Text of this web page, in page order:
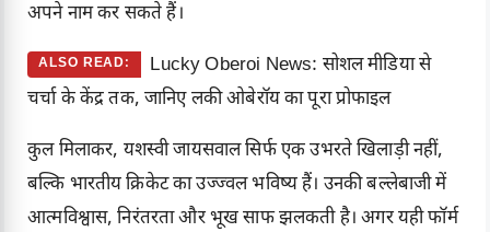
अपने नाम कर सकते हैं।
ALSO READ:
Lucky Oberoi News: सोशल मीडिया से
चर्चा के केंद्र तक, जानिए लकी ओबेरॉय का पूरा प्रोफाइल
कुल मिलाकर, यशस्वी जायसवाल सिर्फ एक उभरते खिलाड़ी नहीं,
बल्कि भारतीय क्रिकेट का उज्ज्वल भविष्य हैं। उनकी बल्लेबाजी में
आत्मविश्वास, निरंतरता और भूख साफ झलकती है। अगर यही फॉर्म